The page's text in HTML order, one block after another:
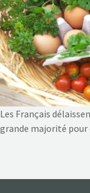
Les Français
grande majorité pour